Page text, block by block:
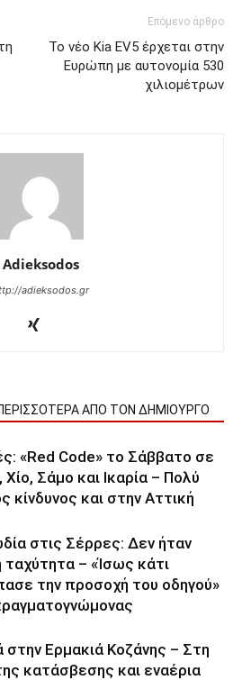
Επόμενο άρθρο
Το νέο Kia EV5 έρχεται στην
Ευρώπη με αυτονομία 530
χιλιομέτρων
Adieksodos
adieksodos.gr
ΑΠΟ ΤΟΝ ΔΗΜΙΟΥΡΓΟ
«Red Code» το Σάββατο σε
Χίο, Σάμο και Ικαρία – Πολύ
κίνδυνος και στην Αττική
στις Σέρρες: Δεν ήταν
ταχύτητα – «Ίσως κάτι
την προσοχή του οδηγού»
Ερμακιά Κοζάνης – Στη
κατάσβεσης και εναέρια